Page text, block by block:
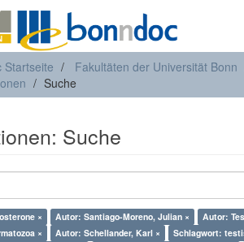
Startseite Fakultäten der Universität Bonn
Suche
Suche
× Autor: Santiago-Moreno, Julian × Autor:
×
Autor: Schellander, Karl × Schlagwort: